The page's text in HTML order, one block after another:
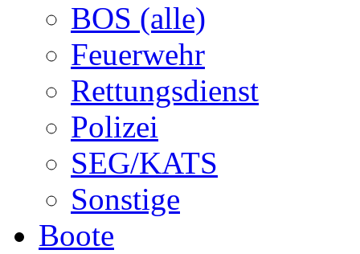
BOS (alle)
Feuerwehr
Rettungsdienst
Polizei
SEG/KATS
Sonstige
Boote